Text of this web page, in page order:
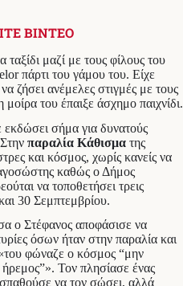
ΒΙΝΤΕΟ
μαζί με τους φίλους του
πάρτι του γάμου του. Είχε
ζήσει ανέμελες στιγμές με τους
του έπαιξε άσχημο παιχνίδι.
σήμα για δυνατούς
παραλία Κάθισμα της
και κόσμος, χωρίς κανείς να
καθώς ο Δήμος
να τοποθετήσει τρεις
30 Σεμπτεμβρίου.
ο Στέφανος αποφάσισε να
όσων ήταν στην παραλία και
φώναζε ο κόσμος “μην
Τον πλησίασε ένας
να τον σώσει, αλλά